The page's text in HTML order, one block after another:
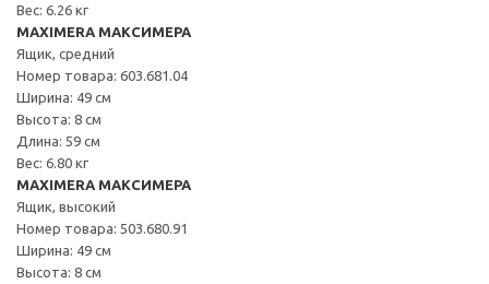
Вес: 6.26 кг
MAXIMERA МАКСИМЕРА
Ящик, средний
Номер товара: 603.681.04
Ширина: 49 см
Высота: 8 см
Длина: 59 см
Вес: 6.80 кг
MAXIMERA МАКСИМЕРА
Ящик, высокий
Номер товара: 503.680.91
Ширина: 49 см
Высота: 8 см